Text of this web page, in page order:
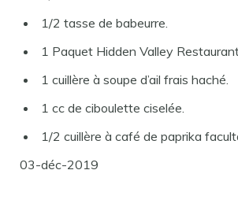
1/2 tasse de babeurre.
1 Paquet Hidden Valley
1 cuillère à soupe d’ail frais haché.
1 cc de ciboulette ciselée.
1/2 cuillère à café de paprika
03-déc-2019